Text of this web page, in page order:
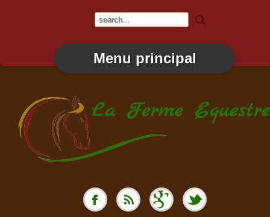
Menu principal